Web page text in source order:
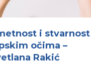
i stvarnost
očima –
Rakić